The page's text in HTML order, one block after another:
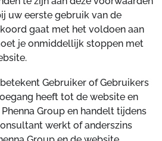
uw eerste gebruik van de
gaat met het voldoen aan
je onmiddellijk stoppen met
Gebruiker of Gebruikers
heeft tot de website en
Group en handelt tijdens
werkt of anderszins